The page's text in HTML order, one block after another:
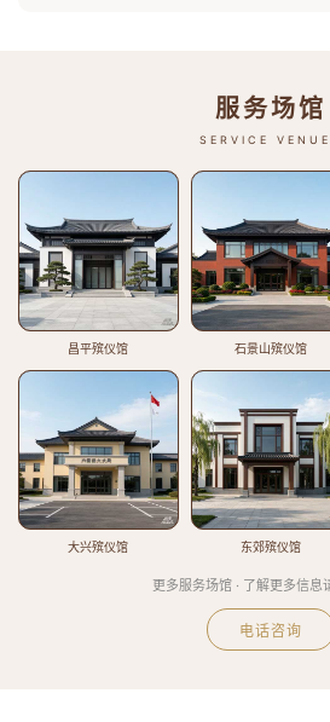
服务场馆
SERVICE
昌平殡仪馆 石景山殡仪馆
大兴殡仪馆 东郊殡仪馆
更多服务场馆 · 了解更多信息
电话咨询